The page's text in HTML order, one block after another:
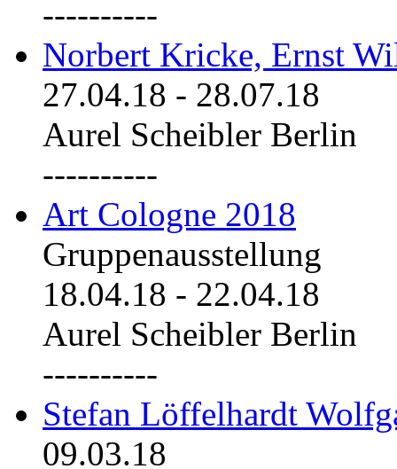
----------
Norbert Kricke, Ernst
27.04.18 - 28.07.18
Aurel Scheibler Berlin
----------
Art Cologne 2018
Gruppenausstellung
18.04.18 - 22.04.18
Aurel Scheibler Berlin
----------
Stefan Löffelhardt
09.03.18